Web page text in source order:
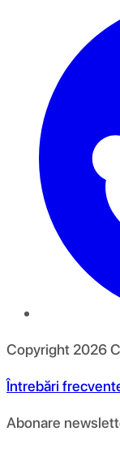
Copyright 2026
Întrebări
Abonare